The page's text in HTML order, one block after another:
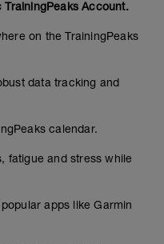
TrainingPeaks Account.
on the TrainingPeaks
data tracking and
calendar.
fatigue and stress while
apps like Garmin